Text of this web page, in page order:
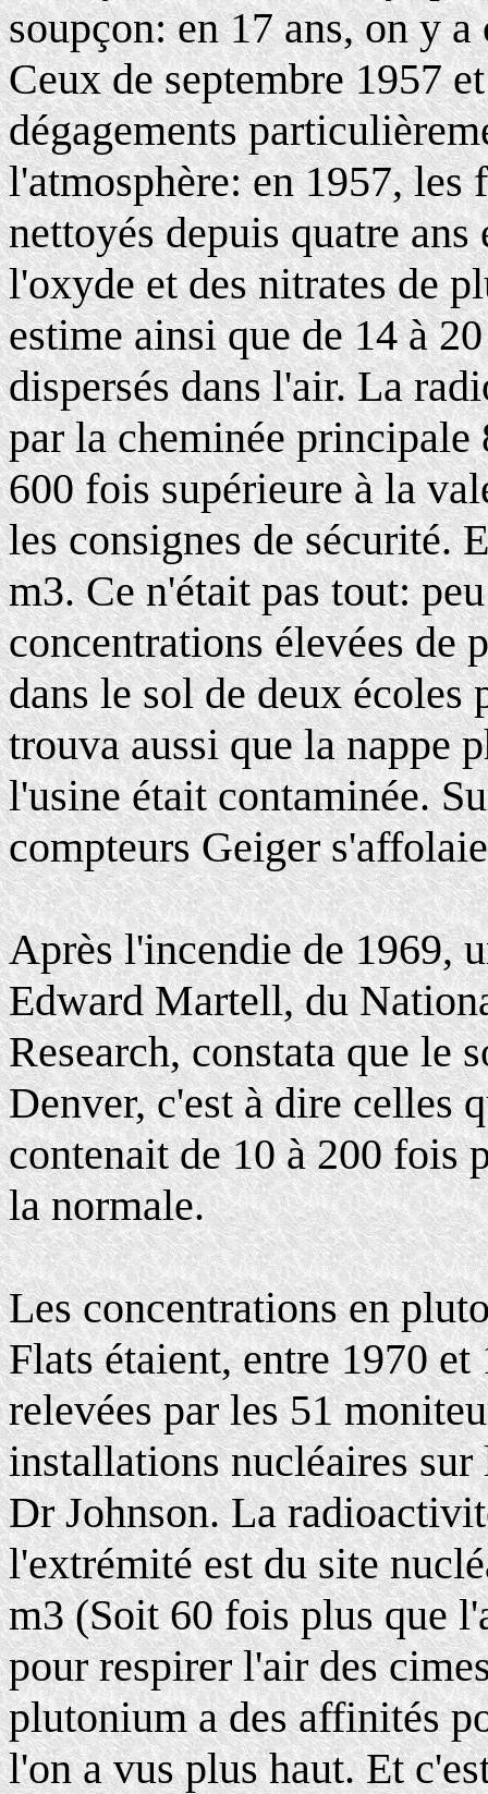
soupçon: en 17 ans, on y
Ceux de septembre 1957
dégagements
l'atmosphère: en 1957, les
nettoyés depuis quatre
l'oxyde et des nitrates de
estime ainsi que de 14 à
dispersés dans l'air. La
par la cheminée
600 fois supérieure à la
les consignes de sécurité.
m3. Ce n'était pas tout:
concentrations élevées
dans le sol de deux écoles
trouva aussi que la nappe
l'usine était contaminée.
compteurs Geiger
Après l'incendie de 1969,
Edward Martell, du
Research, constata que le
Denver, c'est à dire celles
contenait de 10 à 200 fois
la normale.
Les concentrations en
Flats étaient, entre 1970
relevées par les 51
installations nucléaires
Dr Johnson. La
l'extrémité est du site
m3 (Soit 60 fois plus que
pour respirer l'air des
plutonium a des affinités
l'on a vus plus haut. Et